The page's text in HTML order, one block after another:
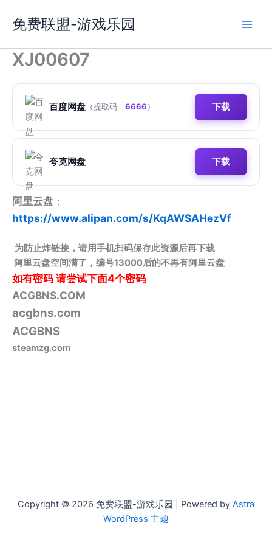
容
免费联盟-游戏乐园
XJ00607
百度网盘 （提取码： 6666） 下载
夸克网盘 下载
阿里云盘 ：
https://www.alipan.com/s/KqAWSAHezVf
为防止炸链接，请用手机扫码保存此资源后再下载
阿里云盘空间满了，编号13000后的不再有阿里云盘
如有密码请尝试下面4个密码
ACGBNS.COM
acgbns.com
ACGBNS
steamzg.com
Copyright © 2026 免费联盟-游戏乐园 | Powered by Astra
WordPress 主题